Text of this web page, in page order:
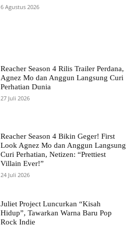
6 Agustus 2026
Reacher Season 4 Rilis Trailer Perdana,
Agnez Mo dan Anggun Langsung Curi
Perhatian Dunia
27 Juli 2026
Reacher Season 4 Bikin Geger! First
Look Agnez Mo dan Anggun Langsung
Curi Perhatian, Netizen: “Prettiest
Villain Ever!”
24 Juli 2026
Juliet Project Luncurkan “Kisah
Hidup”, Tawarkan Warna Baru Pop
Rock Indie